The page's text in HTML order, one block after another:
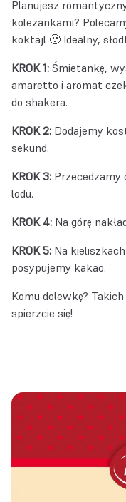
Planujesz
koleżankami?
koktajl 🙂 Idealny,
KROK 1: Śmietankę,
amaretto i aromat
do shakera.
KROK 2: Dodajemy
sekund.
KROK 3: Przecedzamy
lodu.
KROK 4: Na górę
KROK 5: Na
posypujemy kakao.
Komu dolewkę?
spierzcie się!